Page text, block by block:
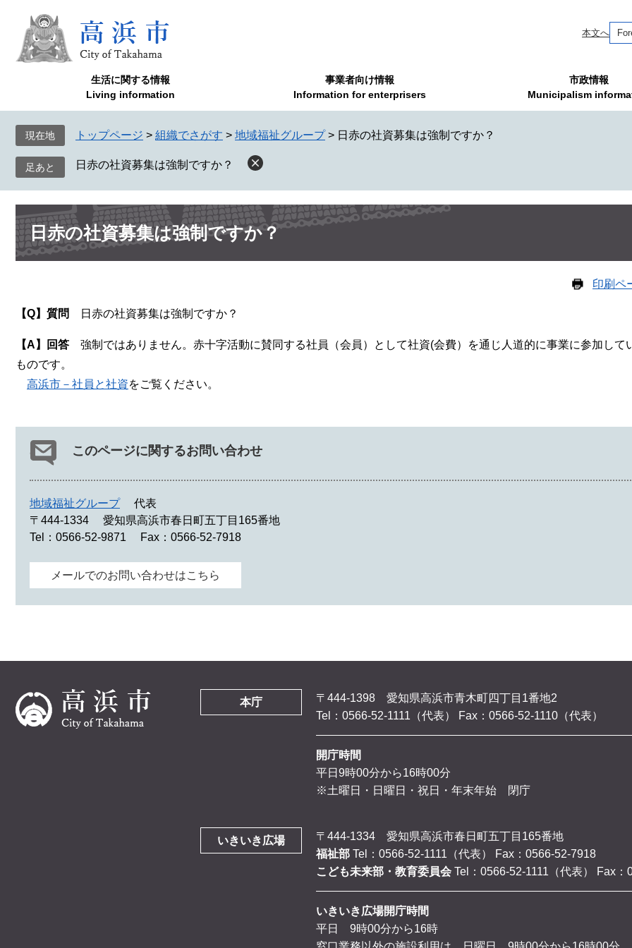
で
ば
へ
本文へ
生活に関する情報
Living information
事業者向け情報
Information for enterprisers
市政情報
Municipalism
現在地 トップページ > 組織でさがす > 地域福祉グループ > 日赤の社資募集は強制ですか？
日赤の社資募集は強制ですか？
本
文 日赤の社資募集は強制ですか？
印刷ペ
【Q】質問 日赤の社資募集は強制ですか？
【A】回答 強制ではありません。赤十字活動に賛同する社員（会員）として社資(会費）を通じ人道的に事業に参加して
ものです。
高浜市－社員と社資をご覧ください。
このページに関するお問い合わせ
地域福祉グループ
代表
〒444-1334
愛知県高浜市春日町五丁目165番地
Tel：0566-52-9871
Fax：0566-52-7918
メールでのお問い合わせはこちら
本庁
〒444-1398 愛知県高浜市青木町四丁目1番地2
Tel：0566-52-1111（代表）
Fax：0566-52-1110（代表）
開庁時間
平日9時00分から16時00分
※土曜日・日曜日・祝日・年末年始 閉庁
いきいき広場
〒444-1334 愛知県高浜市春日町五丁目165番地
福祉部 Tel：0566-52-1111（代表）
Fax：0566-52-7918
こども未来部・教育委員会 Tel：0566-52-1111（代表） Fax：
いきいき広場開庁時間
平日 9時00分から16時